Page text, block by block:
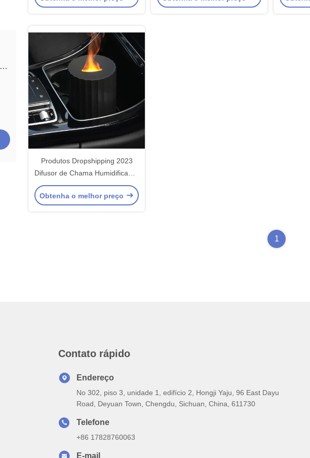
homefish_b2b01@scxwck.com
Produtos Dropshipping 2023
Difusor de Chama Humidificador
sem Água 100Ml Difusor de
Aromas de Carro
Obtenha o melhor preço
1
Contato rápido
Endereço
No 302, piso 3, unidade 1, edifício 2, Hongji Yaju, 96 East Dayu
Road, Deyuan Town, Chengdu, Sichuan, China, 611730
Telefone
+86 17828760063
E-mail